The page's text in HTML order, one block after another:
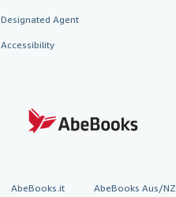
Designated Agent
Accessibility
AbeBooks.it AbeBooks Aus/NZ